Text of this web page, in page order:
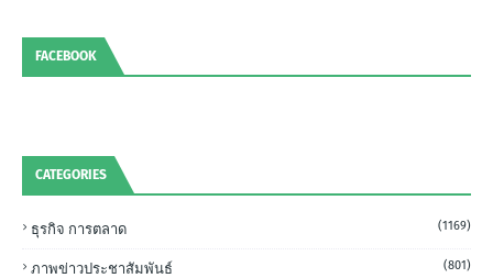
FACEBOOK
CATEGORIES
ธุรกิจ การตลาด (1169)
ภาพข่าวประชาสัมพันธ์ (801)